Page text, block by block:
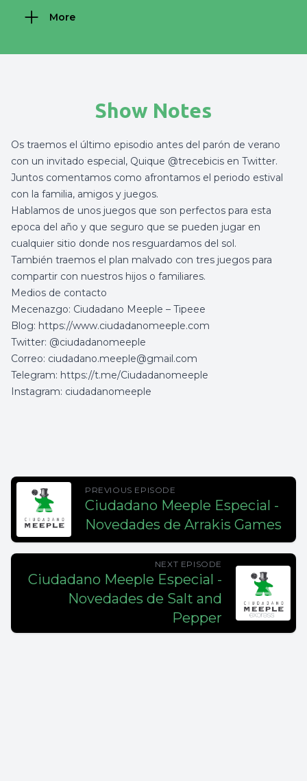
More
Show Notes
Os traemos el último episodio antes del parón de verano
con un invitado especial, Quique @trecebicis en Twitter.
Juntos comentamos como afrontamos el periodo estival
con la familia, amigos y juegos.
Hablamos de unos juegos que son perfectos para esta
epoca del año y que seguro que se pueden jugar en
cualquier sitio donde nos resguardamos del sol.
También traemos el plan malvado con tres juegos para
compartir con nuestros hijos o familiares.
Medios de contacto
Mecenazgo: Ciudadano Meeple – Tipeee
Blog: https://www.ciudadanomeeple.com
Twitter: @ciudadanomeeple
Correo: ciudadano.meeple@gmail.com
Telegram: https://t.me/Ciudadanomeeple
Instagram: ciudadanomeeple
PREVIOUS EPISODE
Ciudadano Meeple Especial -
Novedades de Arrakis Games
NEXT EPISODE
Ciudadano Meeple Especial -
Novedades de Salt and
Pepper